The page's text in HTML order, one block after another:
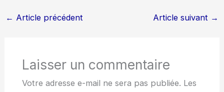
← Article précédent Article suivant →
Laisser un commentaire
Votre adresse e-mail ne sera pas publiée. Les